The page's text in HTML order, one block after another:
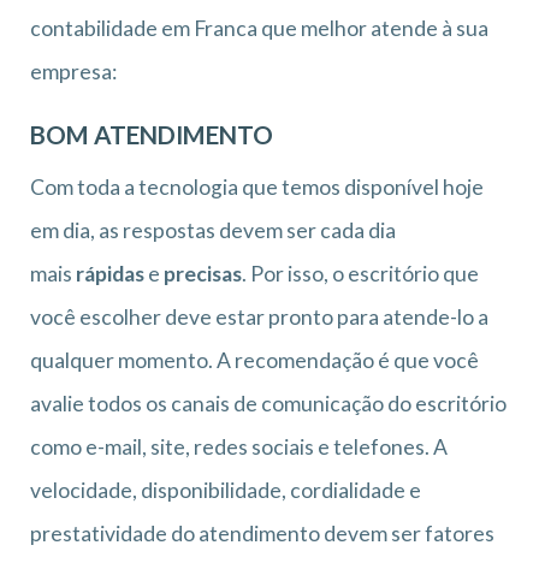
contabilidade em Franca que melhor atende à sua
empresa:
BOM ATENDIMENTO
Com toda a tecnologia que temos disponível hoje
em dia, as respostas devem ser cada dia
mais rápidase precisas. Por isso, o escritório que
você escolher deve estar pronto para atende-lo a
qualquer momento. A recomendação é que você
avalie todos os canais de comunicação do escritório
como e-mail, site, redes sociais e telefones. A
velocidade, disponibilidade, cordialidade e
prestatividade do atendimento devem ser fatores